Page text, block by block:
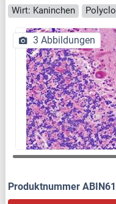
Wirt: Kaninchen
3 Abbildungen
Produktnummer